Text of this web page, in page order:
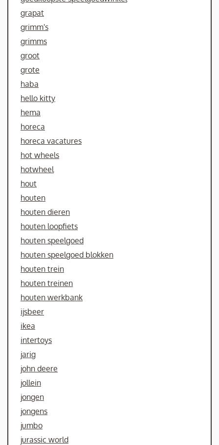
grapat
grimm's
grimms
groot
grote
haba
hello kitty
hema
horeca
horeca vacatures
hot wheels
hotwheel
hout
houten
houten dieren
houten loopfiets
houten speelgoed
houten speelgoed blokken
houten trein
houten treinen
houten werkbank
ijsbeer
ikea
intertoys
jarig
john deere
jollein
jongen
jongens
jumbo
jurassic world